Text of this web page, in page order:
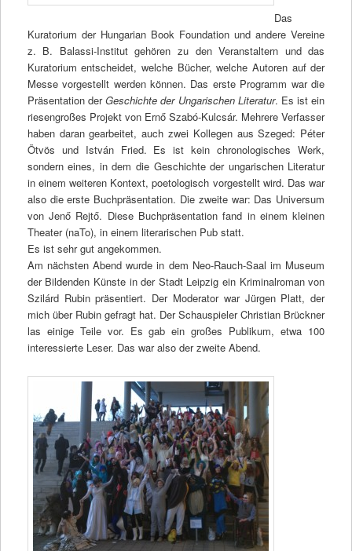
Das
Kuratorium der Hungarian Book Foundation und andere Vereine
z. B. Balassi-Institut gehören zu den Veranstaltern und das
Kuratorium entscheidet, welche Bücher, welche Autoren auf der
Messe vorgestellt werden können. Das erste Programm war die
Präsentation derGeschichte der Ungarischen Literatur. Es ist ein
riesengroßes Projekt von Ernő Szabó-Kulcsár. Mehrere Verfasser
haben daran gearbeitet, auch zwei Kollegen aus Szeged: Péter
Ötvös und István Fried. Es ist kein chronologisches Werk,
sondern eines, in dem die Geschichte der ungarischen Literatur
in einem weiteren Kontext, poetologisch vorgestellt wird. Das war
also die erste Buchpräsentation. Die zweite war: Das Universum
von Jenő Rejtő. Diese Buchpräsentation fand in einem kleinen
Theater (naTo), in einem literarischen Pub statt.
Es ist sehr gut angekommen.
Am nächsten Abend wurde in dem Neo-Rauch-Saal im Museum
der Bildenden Künste in der Stadt Leipzig ein Kriminalroman von
Szilárd Rubin präsentiert. Der Moderator war Jürgen Platt, der
mich über Rubin gefragt hat. Der Schauspieler Christian Brückner
las einige Teile vor. Es gab ein großes Publikum, etwa 100
interessierte Leser. Das war also der zweite Abend.